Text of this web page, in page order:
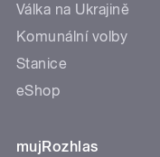
Válka na Ukrajině
Komunální volby
Stanice
eShop
mujRozhlas